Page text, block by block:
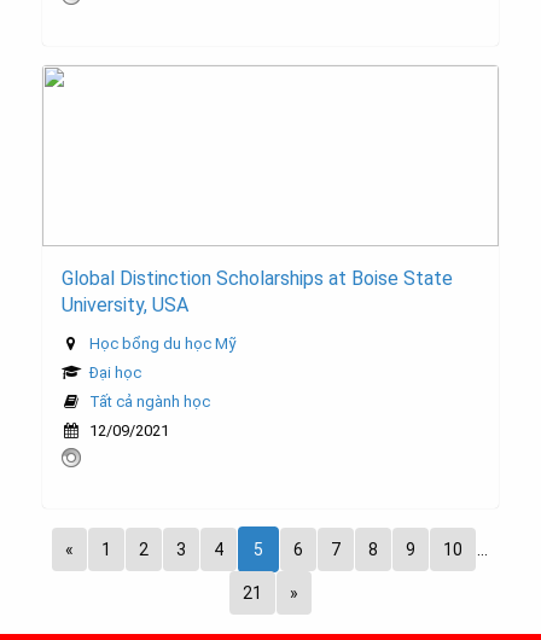
Global Distinction Scholarships at Boise State
University, USA
Học bổng du học Mỹ
Đại học
Tất cả ngành học
12/09/2021
« 1 2 3 4 5 6 7 8 9 10
21 »